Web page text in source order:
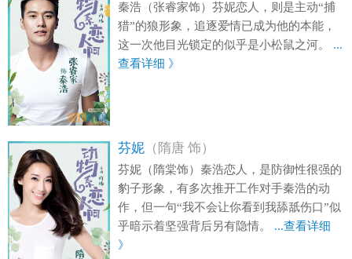
秦浩（张睿家饰）芬妮恋人，则是主动“捕
猎”的狼形象，追逐爱情已成为他的本能，
这一次他目光锁定的似乎是小松鼠之河。
...
查看详细 》
芬妮 （隋唐 饰）
芬妮（隋棠饰）秦浩恋人，是防御性很强的
豹子形象，有多次推开工作对手秦浩的动
作，但一句“我不会让你看到我舔舐伤口”似
乎暗示着坚强背后另有隐情。
...查看详细
》